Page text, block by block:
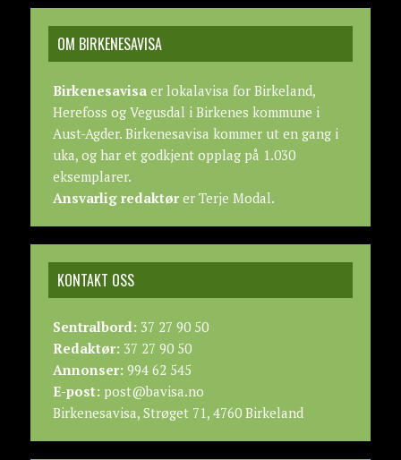
OM BIRKENESAVISA
Birkenesavisaer lokalavisa for Birkeland,
Herefoss og Vegusdal i Birkenes kommune i
Aust-Agder. Birkenesavisa kommer ut en gang i
uka, og har et godkjent opplag på 1.030
eksemplarer.
Ansvarlig redaktører Terje Modal.
KONTAKT OSS
Sentralbord:37 27 90 50
Redaktør:37 27 90 50
Annonser:994 62 545
E-post:post@bavisa.no
Birkenesavisa, Strøget 71, 4760 Birkeland